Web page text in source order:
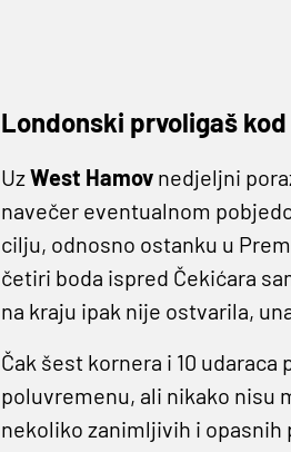
Londonski prvoligaš
UzWest Hamovnedjeljni
navečer eventualnom
cilju, odnosno ostanku u
četiri boda ispred Čekićara
na kraju ipak nije ostvarila,
Čak šest kornera i 10
poluvremenu, ali nikako nisu
nekoliko zanimljivih i opasnih